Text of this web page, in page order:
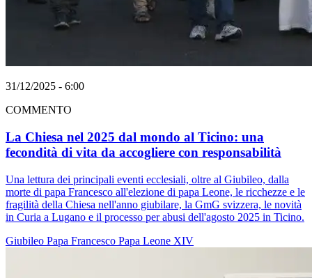
31/12/2025 - 6:00
COMMENTO
La Chiesa nel 2025 dal mondo al Ticino: una
fecondità di vita da accogliere con responsabilità
Una lettura dei principali eventi ecclesiali, oltre al Giubileo, dalla
morte di papa Francesco all'elezione di papa Leone, le ricchezze e le
fragilità della Chiesa nell'anno giubilare, la GmG svizzera, le novità
in Curia a Lugano e il processo per abusi dell'agosto 2025 in Ticino.
Giubileo Papa Francesco Papa Leone XIV